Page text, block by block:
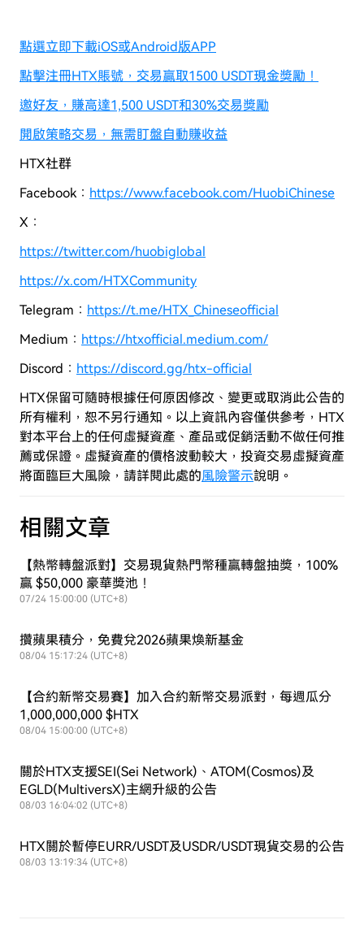
點選立即下載iOS或Android版APP
點擊注冊HTX賬號，交易贏取1500 USDT現金獎勵！
邀好友，賺高達1,500 USDT和30%交易獎勵
開啟策略交易，無需盯盤自動賺收益
HTX社群
Facebook： https://www.facebook.com/HuobiChinese
X：
https://twitter.com/huobiglobal
https://x.com/HTXCommunity
Telegram： https://t.me/HTX_Chineseofficial
Medium： https://htxofficial.medium.com/
Discord： https://discord.gg/htx-official
HTX保留可隨時根據任何原因修改、變更或取消此公告的
所有權利，恕不另行通知。以上資訊內容僅供參考，HTX
對本平台上的任何虛擬資產、產品或促銷活動不做任何推
薦或保證。虛擬資產的價格波動較大，投資交易虛擬資產
將面臨巨大風險， 請詳閱此處的風險警示說明。
相關文章
【熱幣轉盤派對】交易現貨熱門幣種贏轉盤抽獎，100%
贏 $50,000 豪華獎池！
07/24 15:00:00 (UTC+8)
攢蘋果積分，免費兌2026蘋果煥新基金
08/04 15:17:24 (UTC+8)
【合約新幣交易賽】加入合約新幣交易派對，每週瓜分
1,000,000,000 $HTX
08/04 15:00:00 (UTC+8)
關於HTX支援SEI(Sei Network)、ATOM(Cosmos)及
EGLD(MultiversX)主網升級的公告
08/03 16:04:02 (UTC+8)
HTX關於暫停EURR/USDT及USDR/USDT現貨交易的公告
08/03 13:19:34 (UTC+8)